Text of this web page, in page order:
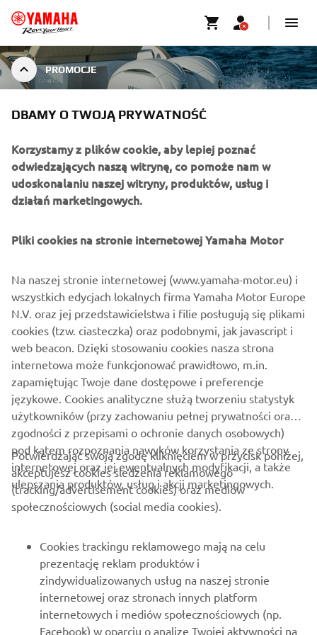
PROMOCJE
Nie znaleziono żadnych ofert
O FIRMIE
DLA BIZNESU
WIĘCEJ YAMAHA
WSPARCIE
Bądź na bieżąco z informacjami o najnowszych ofertach,
wydarzeniach specjalnych, nowościach i nie tylko
DBAMY O TWOJĄ PRYWATNOŚĆ
Korzystamy z plików cookie, aby lepiej poznać
odwiedzających naszą witrynę, co pomoże nam w
udoskonalaniu naszej witryny, produktów, usług i
działań marketingowych.
Pliki cookies na stronie internetowej Yamaha Motor
Na naszej stronie internetowej (www.yamaha-motor.eu) i
wszystkich edycjach lokalnych firma Yamaha Motor Europe
N.V. oraz jej przedstawicielstwa i filie posługują się plikami
cookies (tzw. ciasteczka) oraz podobnymi, jak javascript i
web beacon. Dzięki stosowaniu cookies nasza strona
internetowa może funkcjonować prawidłowo, m.in.
zapamiętując Twoje dane dostępowe i preferencje
językowe. Cookies analityczne służą tworzeniu statystyk
użytkowników (przy zachowaniu pełnej prywatności oraz
zgodności z przepisami o ochronie danych osobowych)
pod kątem rozpoznania nawyków korzystania ze strony
internetowej oraz jej ewentualnych modyfikacji, a także
ulepszania produktów, usług i akcji marketingowych.
Potwierdzając swoją zgodę kliknięciem w przycisk poniżej,
akceptujesz cookies śledzenia reklamowego
(tracking/advertisement cookies) oraz mediów
społecznościowych (social media cookies).
Cookies trackingu reklamowego mają na celu
prezentację reklam produktów i
zindywidualizowanych usług na naszej stronie
internetowej oraz stronach innych platform
internetowych i mediów społecznościowych (np.
Facebook) w oparciu o analizę Twojej aktywności na